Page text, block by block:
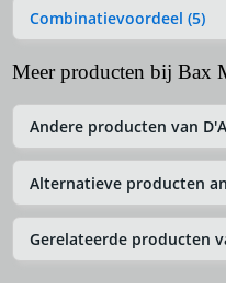
Combinatievoordeel (5)
Meer producten bij Bax
Andere producten van
Alternatieve producten
Gerelateerde producten